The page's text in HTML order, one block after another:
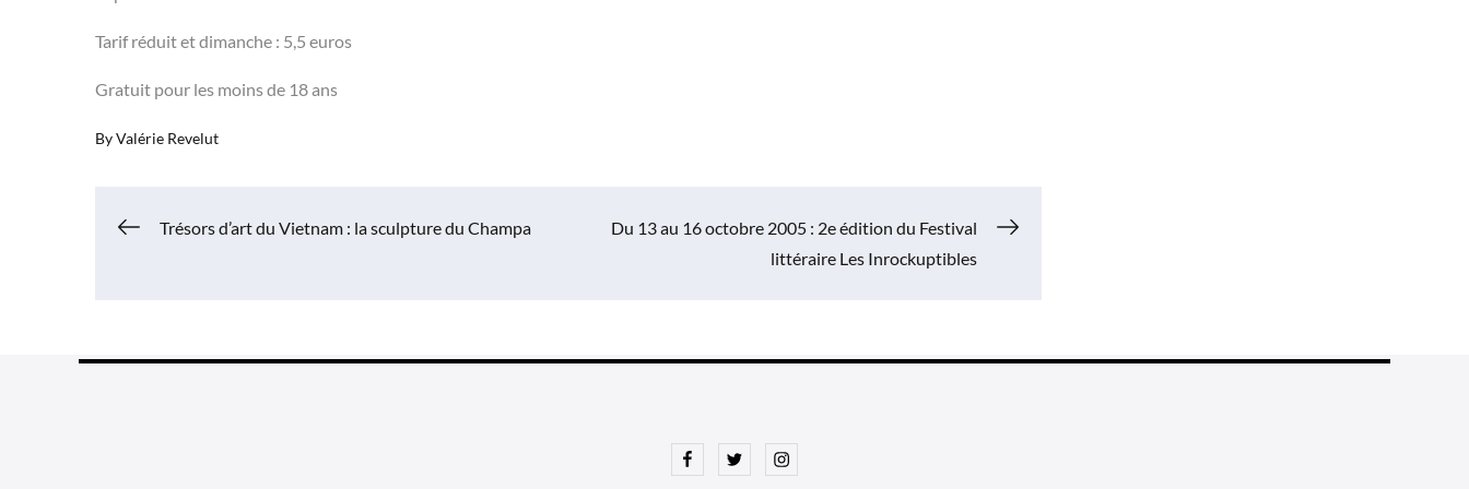
Tarif réduit et dimanche : 5,5 euros
Gratuit pour les moins de 18 ans
ByValérie Revelut
Navigation
l’article
Trésors d’art du Vietnam : la sculpture du Champa
Du 13 au 16 octobre 2005 : 2e édition du Festival
littéraire Les Inrockuptibles
FacebookTwitterInstagram